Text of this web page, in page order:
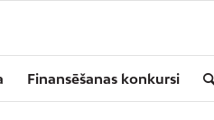
Finansēšanas konkursi